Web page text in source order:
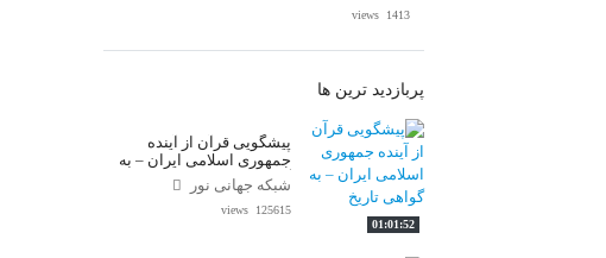
1413 views
پربازدید ترین ها
01:01:52
پیشگویی قرآن از آینده
جمهوری اسلامی ایران – به
گواهی تاریخ
شبکه جهانی نور
125615 views